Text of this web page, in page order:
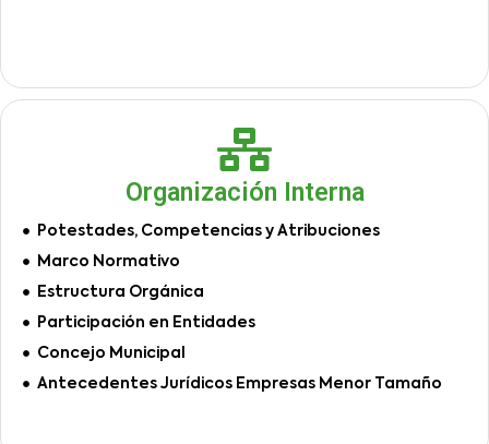
Organización Interna
Potestades, Competencias y Atribuciones
Marco Normativo
Estructura Orgánica
Participación en Entidades
Concejo Municipal
Antecedentes Jurídicos Empresas Menor Tamaño